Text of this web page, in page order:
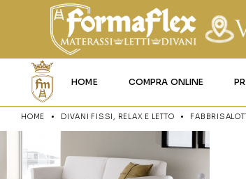
HOME COMPRA ONLINE
HOME DIVANI FISSI, RELAX E LETTO